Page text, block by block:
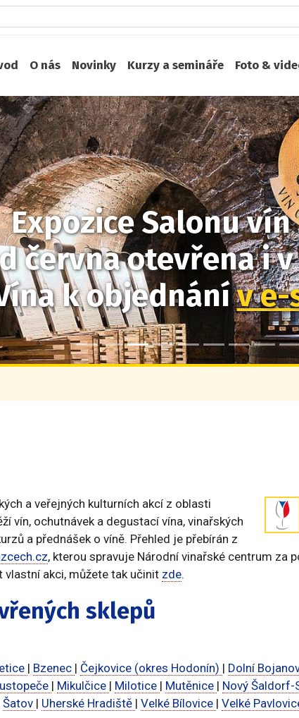
O nás Novinky Kurzy a semináře Foto &
Expozice Salonu vín
června otevřena i
k objednánív e-
a veřejných kulturních akcí z oblasti
vín, ochutnávek a degustací vína, vinařských
a přednášek o víně. Přehled je přebírán z
, kterou spravuje Národní vinařské centrum za
akci, můžete tak učinit zde.
sklepů
| Bzenec | Čejkovice (okres Hodonín) | Dolní
| Mikulčice | Milotice | Mutěnice | Nový Šaldorf-
Šatov | Uherské Hradiště | Velké Bílovice | Velké